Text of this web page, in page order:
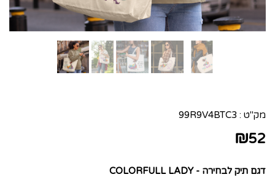
מק"ט : 99R9V4BTC3
₪52
דגם תיק לבחירה - COLORFULL LADY